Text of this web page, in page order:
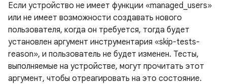
Если устройство не имеет функции «managed_users»
или не имеет возможности создавать нового
пользователя, когда он требуется, тогда будет
установлен аргумент инструментария «skip-tests-
reason», и пользователь не будет изменен. Тесты,
выполняемые на устройстве, могут прочитать этот
аргумент, чтобы отреагировать на это состояние.